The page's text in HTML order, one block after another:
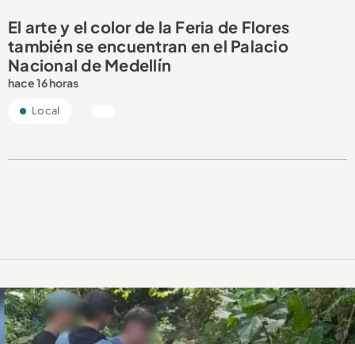
El arte y el color de la Feria de Flores
también se encuentran en el Palacio
Nacional de Medellín
hace 16 horas
Local